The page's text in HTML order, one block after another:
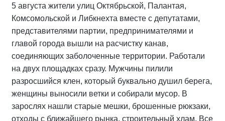
5 августа жители улиц Октябрьской, Палантая,
Комсомольской и Либкнехта вместе с депутатами,
представителями партии, предпринимателями и
главой города вышли на расчистку канав,
соединяющих заболоченные территории. Работали
на двух площадках сразу. Мужчины пилили
разросшийся клен, который буквально душил берега,
женщины выносили ветки и собирали мусор. В
зарослях нашли старые мешки, брошенные рюкзаки,
отходы с ближайшего рынка, строительный хлам. Все